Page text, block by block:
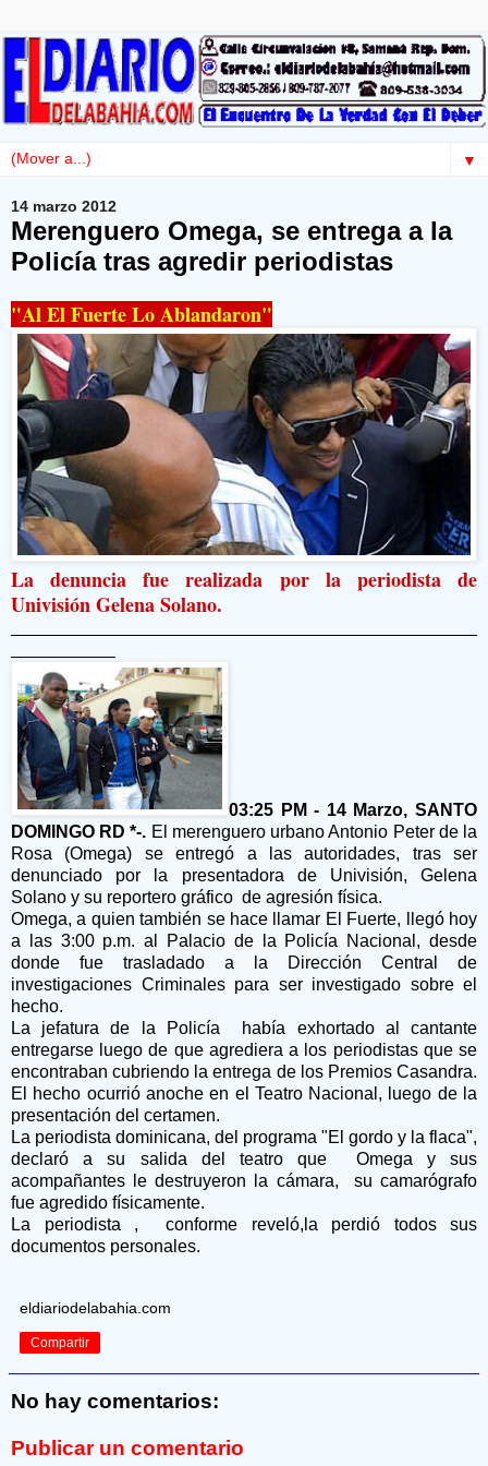
▼
14 marzo 2012
Merenguero Omega, se entrega a la
Policía tras agredir periodistas
"Al El Fuerte Lo Ablandaron"
La denuncia fue realizada por la periodista de
Univisión Gelena Solano.
03:25 PM - 14 Marzo, SANTO
DOMINGO RD *-. El merenguero urbano Antonio Peter de la
Rosa (Omega) se entregó a las autoridades, tras ser
denunciado por la presentadora de Univisión, Gelena
Solano y su reportero gráfico de agresión física.
Omega, a quien también se hace llamar El Fuerte, llegó hoy
a las 3:00 p.m. al Palacio de la Policía Nacional, desde
donde fue trasladado a la Dirección Central de
investigaciones Criminales para ser investigado sobre el
hecho.
La jefatura de la Policía había exhortado al cantante
entregarse luego de que agrediera a los periodistas que se
encontraban cubriendo la entrega de los Premios Casandra.
El hecho ocurrió anoche en el Teatro Nacional, luego de la
presentación del certamen.
La periodista dominicana, del programa "El gordo y la flaca",
declaró a su salida del teatro que Omega y sus
acompañantes le destruyeron la cámara, su camarógrafo
fue agredido físicamente.
La periodista , conforme reveló,la perdió todos sus
documentos personales.
eldiariodelabahia.com
Compartir
No hay comentarios:
Publicar un comentario